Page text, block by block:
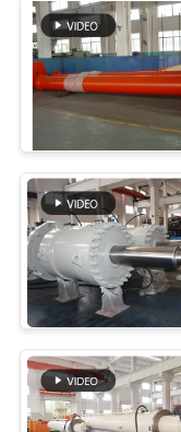
NEEM
CONTACT
MET
OP
VRAAG
EEN
OFFERTE
SITEMAP
Grote